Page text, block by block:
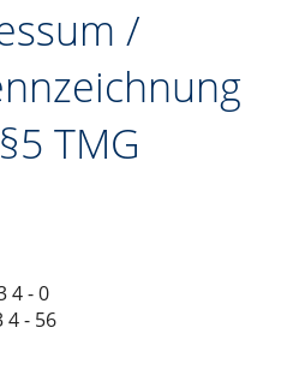
/
TMG
4 - 0
4 - 56